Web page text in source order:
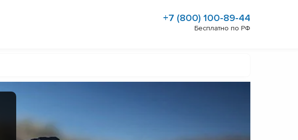
+7 (800) 100-89-44
Бесплатно по РФ